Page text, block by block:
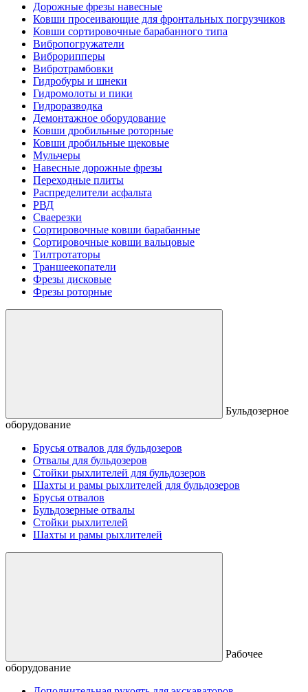
Дорожные фрезы навесные
Ковши просеивающие для фронтальных погрузчиков
Ковши сортировочные барабанного типа
Вибропогружатели
Виброрипперы
Вибротрамбовки
Гидробуры и шнеки
Гидромолоты и пики
Гидроразводка
Демонтажное оборудование
Ковши дробильные роторные
Ковши дробильные щековые
Мульчеры
Навесные дорожные фрезы
Переходные плиты
Распределители асфальта
РВД
Сваерезки
Сортировочные ковши барабанные
Сортировочные ковши вальцовые
Тилтротаторы
Траншеекопатели
Фрезы дисковые
Фрезы роторные
Бульдозерное
оборудование
Брусья отвалов для бульдозеров
Отвалы для бульдозеров
Стойки рыхлителей для бульдозеров
Шахты и рамы рыхлителей для бульдозеров
Брусья отвалов
Бульдозерные отвалы
Стойки рыхлителей
Шахты и рамы рыхлителей
Рабочее
оборудование